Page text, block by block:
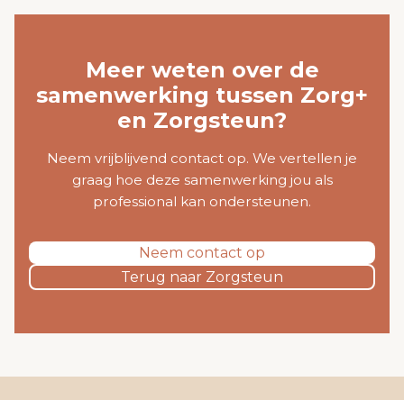
Meer weten over de
samenwerking tussen Zorg+
en Zorgsteun?
Neem vrijblijvend contact op. We vertellen je
graag hoe deze samenwerking jou als
professional kan ondersteunen.
Neem contact op
Terug naar Zorgsteun